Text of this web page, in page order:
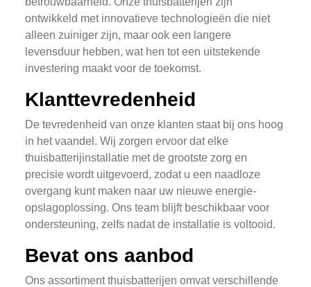
ontwikkeld met innovatieve technologieën die niet
alleen zuiniger zijn, maar ook een langere
levensduur hebben, wat hen tot een uitstekende
investering maakt voor de toekomst.
Klanttevredenheid
De tevredenheid van onze klanten staat bij ons hoog
in het vaandel. Wij zorgen ervoor dat elke
thuisbatterijinstallatie met de grootste zorg en
precisie wordt uitgevoerd, zodat u een naadloze
overgang kunt maken naar uw nieuwe energie-
opslagoplossing. Ons team blijft beschikbaar voor
ondersteuning, zelfs nadat de installatie is voltooid.
Bevat ons aanbod
Ons assortiment thuisbatterijen omvat verschillende